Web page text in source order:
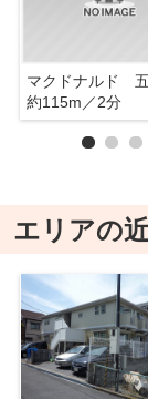
約115m／2分
エリアの